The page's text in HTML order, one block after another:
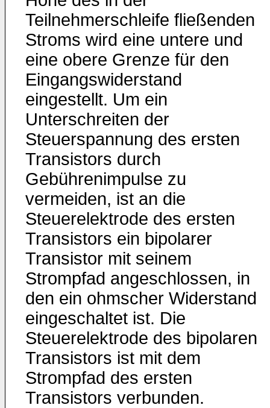
Teilnehmerschleife fließenden
Stroms wird eine untere und
eine obere Grenze für den
Eingangswiderstand
eingestellt. Um ein
Unterschreiten der
Steuerspannung des ersten
Transistors durch
Gebührenimpulse zu
vermeiden, ist an die
Steuerelektrode des ersten
Transistors ein bipolarer
Transistor mit seinem
Strompfad angeschlossen, in
den ein ohmscher Widerstand
eingeschaltet ist. Die
Steuerelektrode des bipolaren
Transistors ist mit dem
Strompfad des ersten
Transistors verbunden.